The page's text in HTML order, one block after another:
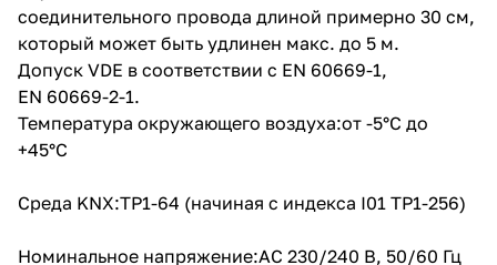
соединительного провода длиной примерно 30 см,
который может быть удлинен макс. до 5 м.
Допуск VDE в соответствии с EN 60669-1,
EN 60669-2-1.
Температура окружающего воздуха:от -5°C до
+45°C
Среда KNX:TP1-64 (начиная с индекса I01 TP1-256)
Номинальное напряжение:AC 230/240 В, 50/60 Гц